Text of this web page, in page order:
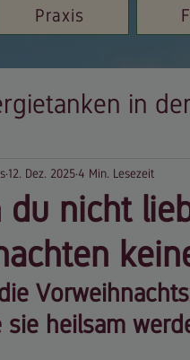
Praxis
in
aus der
Angebote
du nicht
12. Dez. 2025 4 Min. Lesezeit
sie heilsam